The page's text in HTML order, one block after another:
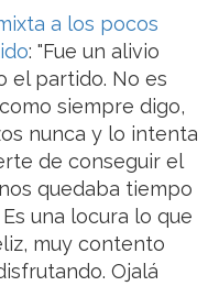
a los pocos
: "Fue un alivio
el partido. No es
siempre digo,
nunca y lo intenta
de conseguir el
quedaba tiempo
una locura lo que
muy contento
Ojalá